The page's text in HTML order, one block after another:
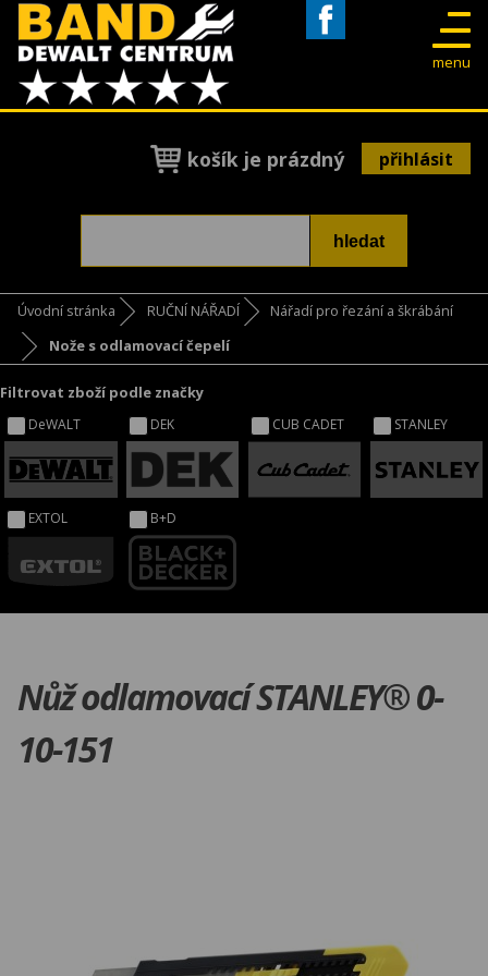
menu
košík je prázdný přihlásit
Úvodní stránka RUČNÍ NÁŘADÍ
Nářadí pro řezání a škrábání
Nože s odlamovací čepelí
Filtrovat zboží podle značky
DeWALT DEK CUB CADET STANLEY
EXTOL B+D
Nůž odlamovací STANLEY® 0-
10-151